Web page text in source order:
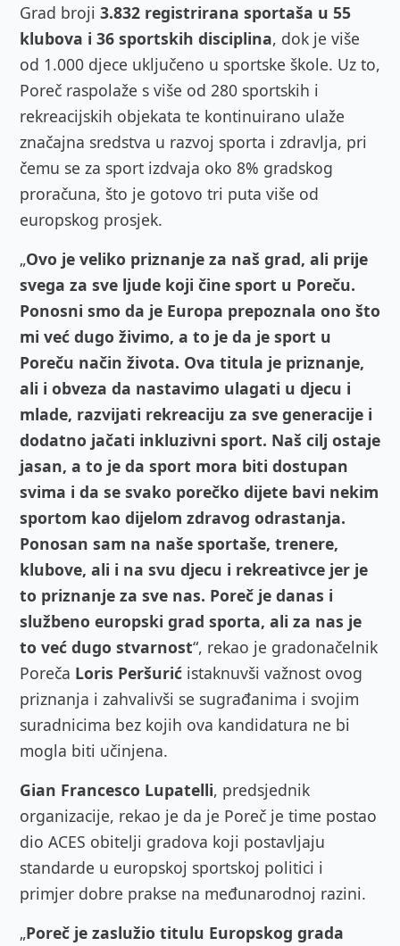
Grad broji 3.832 registrirana sportaša u 55
klubova i 36 sportskih disciplina, dok je više
od 1.000 djece uključeno u sportske škole. Uz to,
Poreč raspolaže s više od 280 sportskih i
rekreacijskih objekata te kontinuirano ulaže
značajna sredstva u razvoj sporta i zdravlja, pri
čemu se za sport izdvaja oko 8% gradskog
proračuna, što je gotovo tri puta više od
europskog prosjek.
„Ovo je veliko priznanje za naš grad, ali prije
svega za sve ljude koji čine sport u Poreču.
Ponosni smo da je Europa prepoznala ono što
mi već dugo živimo, a to je da je sport u
Poreču način života. Ova titula je priznanje,
ali i obveza da nastavimo ulagati u djecu i
mlade, razvijati rekreaciju za sve generacije i
dodatno jačati inkluzivni sport. Naš cilj ostaje
jasan, a to je da sport mora biti dostupan
svima i da se svako porečko dijete bavi nekim
sportom kao dijelom zdravog odrastanja.
Ponosan sam na naše sportaše, trenere,
klubove, ali i na svu djecu i rekreativce jer je
to priznanje za sve nas. Poreč je danas i
službeno europski grad sporta, ali za nas je
to već dugo stvarnost“, rekao je gradonačelnik
Poreča Loris Peršurić istaknuvši važnost ovog
priznanja i zahvalivši se sugrađanima i svojim
suradnicima bez kojih ova kandidatura ne bi
mogla biti učinjena.
Gian Francesco Lupatelli, predsjednik
organizacije, rekao je da je Poreč je time postao
dio ACES obitelji gradova koji postavljaju
standarde u europskoj sportskoj politici i
primjer dobre prakse na međunarodnoj razini.
„Poreč je zaslužio titulu Europskog grada